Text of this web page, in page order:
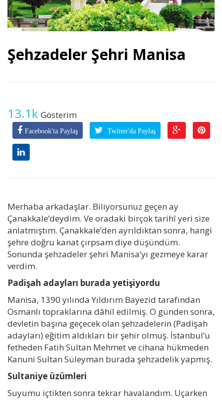
Şehzadeler Şehri Manisa
13.1k Gösterim
Facebook'ta Paylaş Twitter'da Paylaş
Merhaba arkadaşlar. Biliyorsunuz geçen ay
Çanakkale’deydim. Ve oradaki birçok tarihî yeri size
anlatmıştım. Çanakkale’den ayrıldıktan sonra, hangi
şehre doğru kanat çırpsam diye düşündüm.
Sonunda şehzadeler şehri Manisa’yı gezmeye karar
verdim.
Padişah adayları burada yetişiyordu
Manisa, 1390 yılında Yıldırım Bayezid tarafından
Osmanlı topraklarına dâhil edilmiş. O günden sonra,
devletin başına geçecek olan şehzadelerin (Padişah
adayları) eğitim aldıkları bir şehir olmuş. İstanbul’u
fetheden Fatih Sultan Mehmet ve cihana hükmeden
Kanuni Sultan Süleyman burada şehzadelik yapmış.
Sultaniye üzümleri
Suyumu içtikten sonra tekrar havalandım. Uçarken